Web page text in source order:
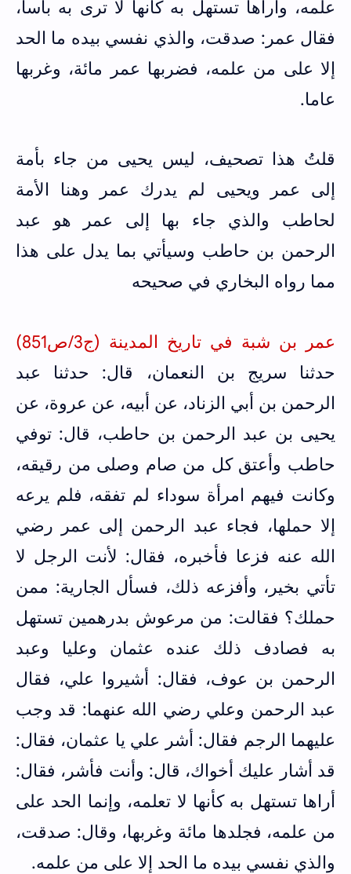
علمه، وأراها تستهل به كأنها لا ترى به بأسا،
فقال عمر: صدقت، والذي نفسي بيده ما الحد
إلا على من علمه، فضربها عمر مائة، وغربها
عاما.
قلتُ هذا تصحيف، ليس يحيى من جاء بأمة
إلى عمر ويحيى لم يدرك عمر وهنا الأمة
لحاطب والذي جاء بها إلى عمر هو عبد
الرحمن بن حاطب وسيأتي بما يدل على هذا
مما رواه البخاري في صحيحه
عمر بن شبة في تاريخ المدينة (ج3/ص851)
حدثنا سريج بن النعمان، قال: حدثنا عبد
الرحمن بن أبي الزناد، عن أبيه، عن عروة، عن
يحيى بن عبد الرحمن بن حاطب، قال: توفي
حاطب وأعتق كل من صام وصلى من رقيقه،
وكانت فيهم امرأة سوداء لم تفقه، فلم يرعه
إلا حملها، فجاء عبد الرحمن إلى عمر رضي
الله عنه فزعا فأخبره، فقال: لأنت الرجل لا
تأتي بخير، وأفزعه ذلك، فسأل الجارية: ممن
حملك؟ فقالت: من مرعوش بدرهمين تستهل
به فصادف ذلك عنده عثمان وعليا وعبد
الرحمن بن عوف، فقال: أشيروا علي، فقال
عبد الرحمن وعلي رضي الله عنهما: قد وجب
عليهما الرجم فقال: أشر علي يا عثمان، فقال:
قد أشار عليك أخواك، قال: وأنت فأشر، فقال:
أراها تستهل به كأنها لا تعلمه، وإنما الحد على
من علمه، فجلدها مائة وغربها، وقال: صدقت،
والذي نفسي بيده ما الحد إلا على من علمه.